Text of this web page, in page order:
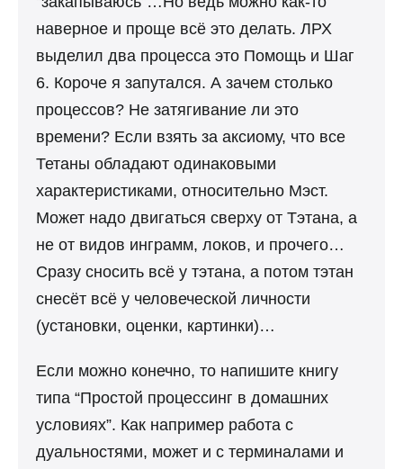
наверное и проще всё это делать. ЛРХ
выделил два процесса это Помощь и Шаг
6. Короче я запутался. А зачем столько
процессов? Не затягивание ли это
времени? Если взять за аксиому, что все
Тетаны обладают одинаковыми
характеристиками, относительно Мэст.
Может надо двигаться сверху от Тэтана, а
не от видов инграмм, локов, и прочего…
Сразу сносить всё у тэтана, а потом тэтан
снесёт всё у человеческой личности
(установки, оценки, картинки)…
Если можно конечно, то напишите книгу
типа “Простой процессинг в домашних
условиях”. Как например работа с
дуальностями, может и с терминалами и